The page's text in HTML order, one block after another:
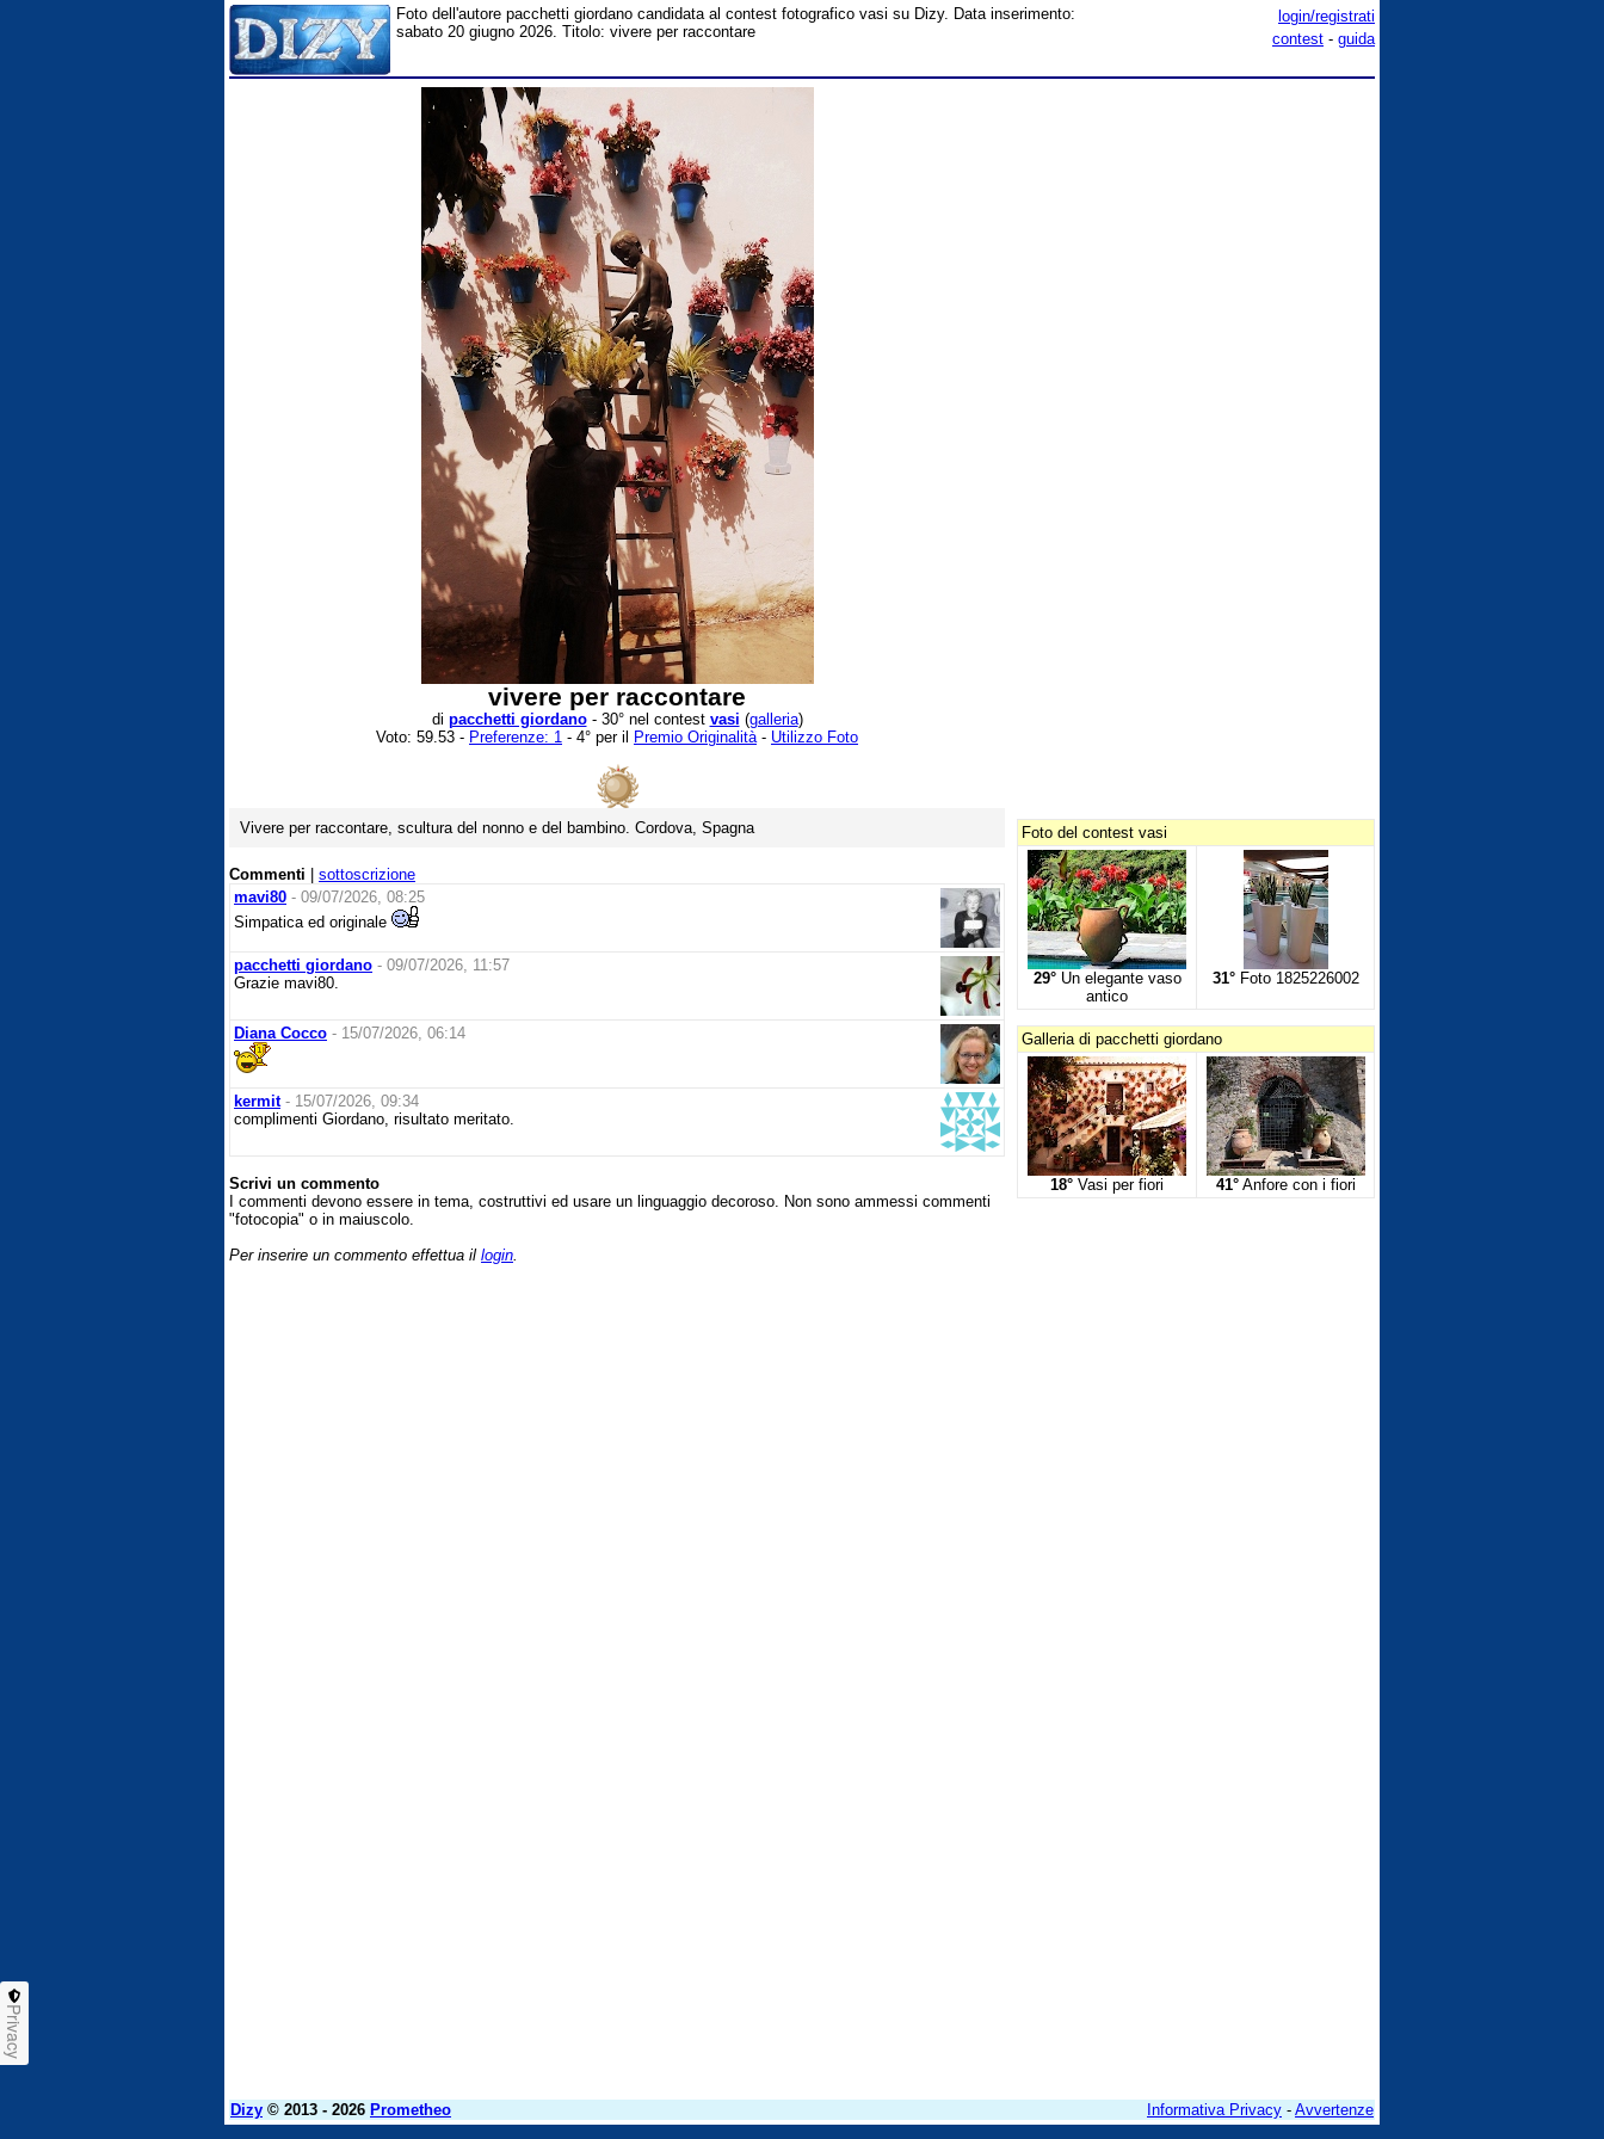
login/registrati
contest - guida
Foto dell'autore pacchetti giordano candidata al contest fotografico vasi su Dizy. Data inserimento:
sabato 20 giugno 2026. Titolo: vivere per raccontare
vivere per raccontare
di pacchetti giordano- 30° nel contest vasi (galleria)
Voto: 59.53 - Preferenze: 1 - 4° per il Premio Originalità - Utilizzo Foto
Vivere per raccontare, scultura del nonno e del bambino. Cordova, Spagna
Commenti | sottoscrizione
mavi80 - 09/07/2026, 08:25
Simpatica ed originale
pacchetti giordano - 09/07/2026, 11:57
Grazie mavi80.
Diana Cocco - 15/07/2026, 06:14
kermit- 15/07/2026, 09:34
complimenti Giordano, risultato meritato.
Scrivi un commento
I commenti devono essere in tema, costruttivi ed usare un linguaggio decoroso. Non sono ammessi commenti
"fotocopia" o in maiuscolo.
Per inserire un commento effettua il login
Foto del contest vasi
29°Un elegante vaso
antico
31°Foto 1825226002
Galleria di pacchetti giordano
18° Vasi per fiori 41°Anfore con i fiori
Dizy © 2013 - 2026 Prometheo Informativa Privacy - Avvertenze
Privacy